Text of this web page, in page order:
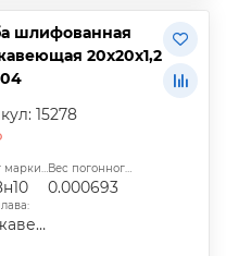
шлифованная
20х20х1,2
15278
Аналог марки стали: Вес погонного метра, т.:
0.000693
Нержавеющий